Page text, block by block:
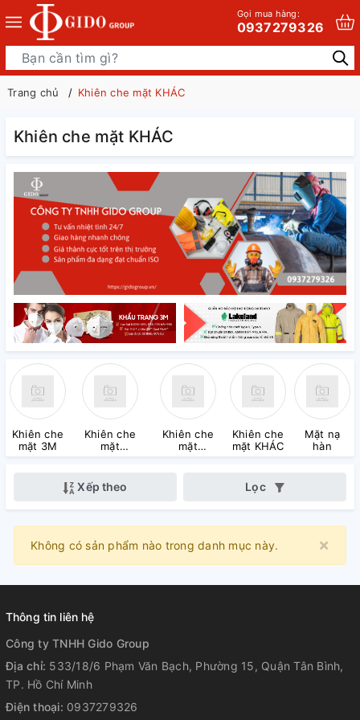
Gọi mua hàng:
0937279326
Trang chủ Khiên che mặt KHÁC
Khiên che mặt KHÁC
Khiên che
mặt 3M
Khiên che
mặt
HONEYWELL
Khiên che
mặt
LAKELAND
Khiên che
mặt KHÁC
Mặt nạ
hàn
Xếp theo Lọc
×
Không có sản phẩm nào trong danh mục này.
Thông tin liên hệ
Công ty TNHH Gido Group
Địa chỉ: 533/18/6 Phạm Văn Bạch, Phường 15, Quận Tân Bình,
TP. Hồ Chí Minh
Điện thoại: 0937279326